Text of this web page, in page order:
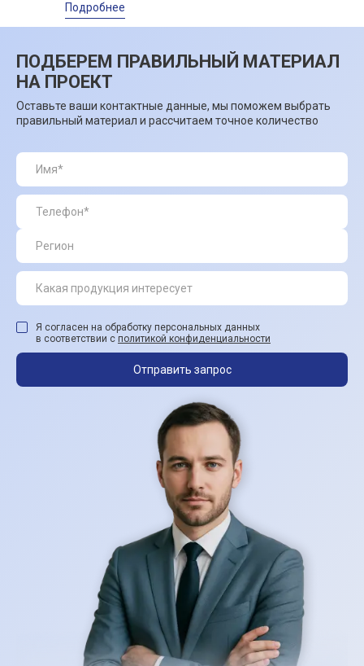
Подробнее
ПОДБЕРЕМ ПРАВИЛЬНЫЙ МАТЕРИАЛ
НА ПРОЕКТ
Оставьте ваши контактные данные, мы поможем выбрать
правильный материал и рассчитаем точное количество
Я согласен на обработку персональных данных
в соответствии с политикой конфиденциальности
Отправить запрос